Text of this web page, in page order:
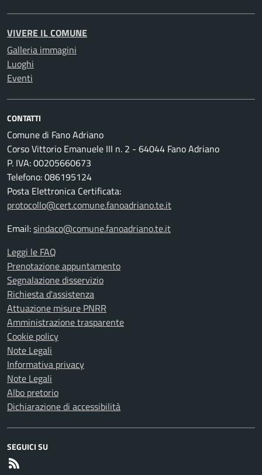
VIVERE IL COMUNE
Galleria immagini
Luoghi
Eventi
CONTATTI
Comune di Fano Adriano
Corso Vittorio Emanuele III n. 2 - 64044 Fano Adriano
P. IVA: 00205660673
Telefono: 086195124
Posta Elettronica Certificata:
protocollo@cert.comune.fanoadriano.te.it
Email:sindaco@comune.fanoadriano.te.it
Leggi le FAQ
Prenotazione appuntamento
Segnalazione disservizio
Richiesta d'assistenza
Attuazione misure PNRR
Amministrazione trasparente
Cookie policy
Note Legali
Informativa privacy
Note Legali
Albo pretorio
Dichiarazione di accessibilità
SEGUICI SU